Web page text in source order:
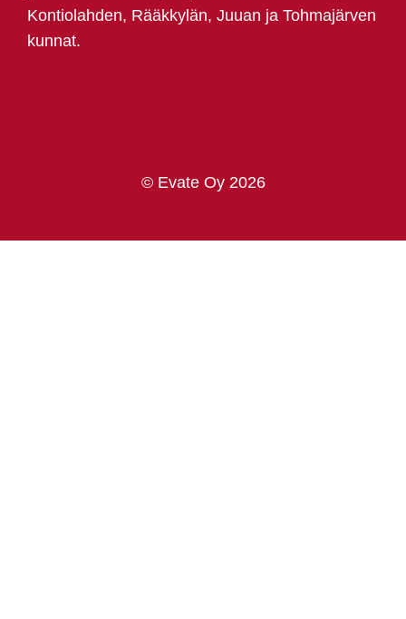
Kontiolahden, Rääkkylän, Juuan ja Tohmajärven
kunnat.
© Evate Oy 2026